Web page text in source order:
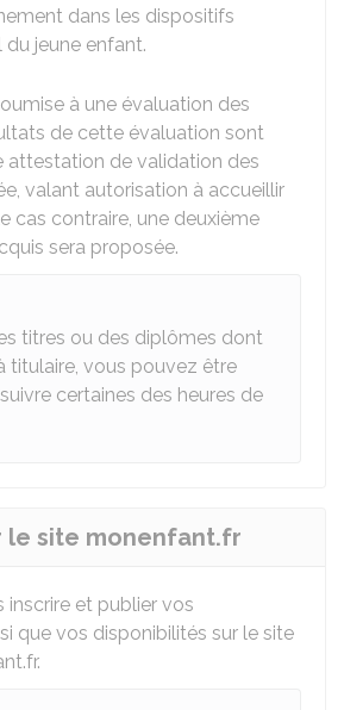
dans les dispositifs
du jeune enfant.
à une évaluation des
de cette évaluation sont
attestation de validation des
valant autorisation à accueillir
cas contraire, une deuxième
sera proposée.
titres ou des diplômes dont
titulaire, vous pouvez être
certaines des heures de
le site monenfant.fr
inscrire et publier vos
que vos disponibilités sur le site